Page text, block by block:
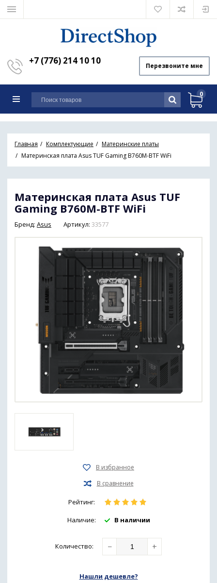
+7 (776) 214 10 10 Перезвоните мне
0
Главная Комплектующие
Материнские платы
Материнская плата Asus TUF Gaming B760M-BTF WiFi
Материнская плата Asus TUF
Gaming B760M-BTF WiFi
Бренд: Asus Артикул: 33577
Рейтинг:
Наличие: В наличии
Количество: − +
Нашли дешевле?